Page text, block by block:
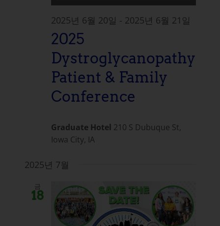
2025년 6월 20일 - 2025년 6월 21일
2025
Dystroglycanopathy
Patient & Family
Conference
Graduate Hotel 210 S Dubuque St,
Iowa City, IA
2025년 7월
금
18